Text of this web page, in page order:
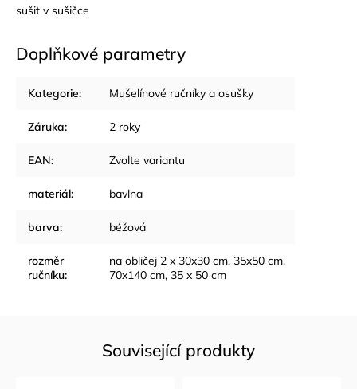
sušit v sušičce
Doplňkové parametry
Kategorie: Mušelínové ručníky a osušky
Záruka: 2 roky
EAN: Zvolte variantu
materiál: bavlna
barva: béžová
rozměr
ručníku:
na obličej 2 x 30x30 cm, 35x50 cm,
70x140 cm, 35 x 50 cm
Související produkty